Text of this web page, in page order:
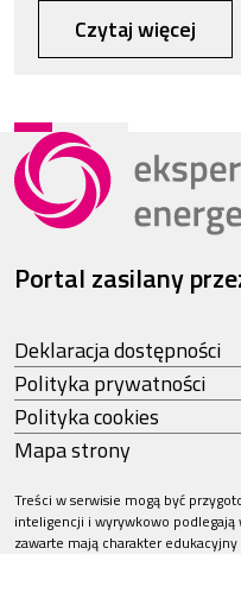
Czytaj więcej
Portal zasilany
Deklaracja dostępności
Polityka prywatności
Polityka cookies
Mapa strony
Treści w serwisie mogą być
inteligencji i wyrywkowo
zawarte mają charakter